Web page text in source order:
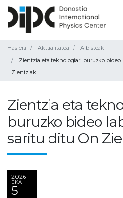
Hasiera Aktualitatea
Albisteak
Zientzia eta teknologiari buruzko
Zientziak
Zientzia eta
buruzko bideo
saritu ditu On
2026
EKA
5